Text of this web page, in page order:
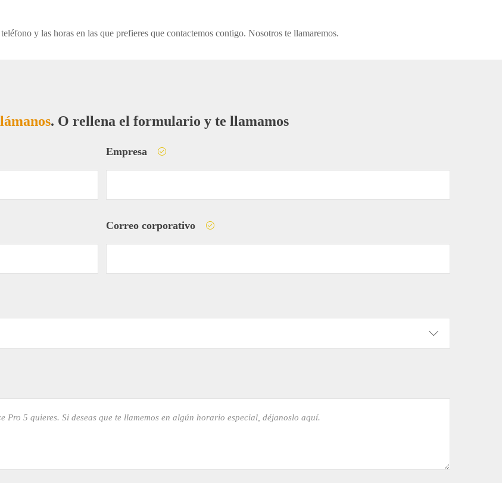
y las horas en las que prefieres que contactemos contigo. Nosotros te llamaremos.
. O rellena el formulario y te llamamos
Empresa
Correo corporativo